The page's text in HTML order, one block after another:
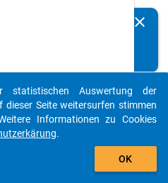
an
14
-
drit
clear
auto_stories
add_shopping_cart
statistischen Auswertung der
dieser Seite weitersurfen stimmen
Informationen zu Cookies
.
OK